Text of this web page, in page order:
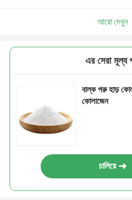
আরো দেখুন
এর সেরা মূল্য
বাল্ক গরু হাড়
কোলাজেন
চালিয়ে